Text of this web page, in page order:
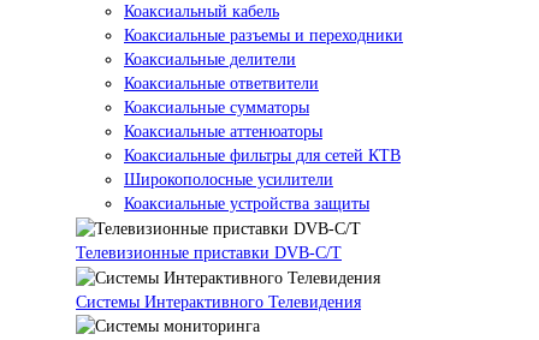
Коаксиальный кабель
Коаксиальные разъемы и переходники
Коаксиальные делители
Коаксиальные ответвители
Коаксиальные сумматоры
Коаксиальные аттенюаторы
Коаксиальные фильтры для сетей КТВ
Широкополосные усилители
Коаксиальные устройства защиты
Телевизионные приставки DVB-C/T
Системы Интерактивного Телевидения